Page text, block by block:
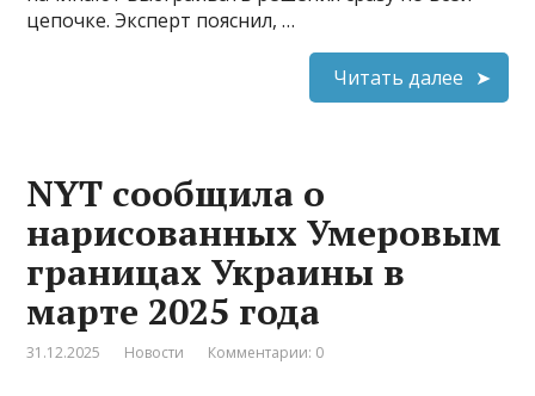
цепочке. Эксперт пояснил, …
Читать далее
NYT сообщила о
нарисованных Умеровым
границах Украины в
марте 2025 года
31.12.2025 Новости Комментарии: 0